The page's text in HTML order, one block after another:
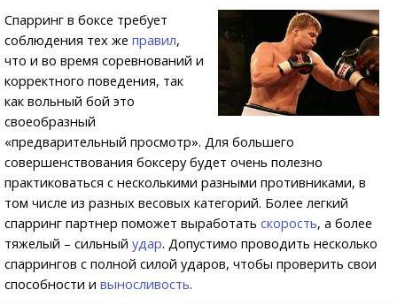
Спарринг в боксе требует
соблюдения тех же правил,
что и во время соревнований и
корректного поведения, так
как вольный бой это
своеобразный
«предварительный просмотр». Для большего
совершенствования боксеру будет очень полезно
практиковаться с несколькими разными противниками, в
том числе из разных весовых категорий. Более легкий
спарринг партнер поможет выработать скорость, а более
тяжелый – сильный удар. Допустимо проводить несколько
спаррингов с полной силой ударов, чтобы проверить свои
способности и выносливость.